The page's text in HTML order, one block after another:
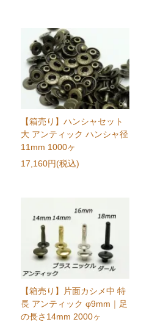
【箱売り】ハンシャセット
大 アンティック ハンシャ径
11mm 1000ヶ
17,160円(税込)
【箱売り】片面カシメ中 特
長 アンティック φ9mm｜足
の長さ14mm 2000ヶ